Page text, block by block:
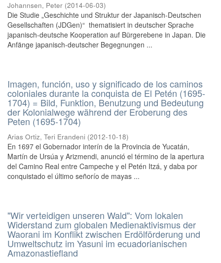
Johannsen, Peter (2014-06-03)
Die Studie „Geschichte und Struktur der Japanisch-Deutschen
Gesellschaften (JDGen)“ thematisiert in deutscher Sprache
japanisch-deutsche Kooperation auf Bürgerebene in Japan. Die
Anfänge japanisch-deutscher Begegnungen ...
Imagen, función, uso y significado de los caminos
coloniales durante la conquista de El Petén (1695-
1704) = Bild, Funktion, Benutzung und Bedeutung
der Kolonialwege während der Eroberung des
Peten (1695-1704)
Arias Ortiz, Teri Erandeni (2012-10-18)
En 1697 el Gobernador interín de la Provincia de Yucatán,
Martín de Ursúa y Arizmendi, anunció el término de la apertura
del Camino Real entre Campeche y el Petén Itzá, y daba por
conquistado el último señorío de mayas ...
"Wir verteidigen unseren Wald": Vom lokalen
Widerstand zum globalen Medienaktivismus der
Waorani im Konflikt zwischen Erdölförderung und
Umweltschutz im Yasuni im ecuadorianischen
Amazonastiefland